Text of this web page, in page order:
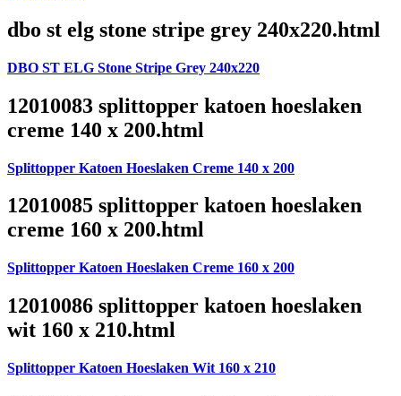
dbo st elg stone stripe grey 240x220.html
DBO ST ELG Stone Stripe Grey 240x220
12010083 splittopper katoen hoeslaken
creme 140 x 200.html
Splittopper Katoen Hoeslaken Creme 140 x 200
12010085 splittopper katoen hoeslaken
creme 160 x 200.html
Splittopper Katoen Hoeslaken Creme 160 x 200
12010086 splittopper katoen hoeslaken
wit 160 x 210.html
Splittopper Katoen Hoeslaken Wit 160 x 210